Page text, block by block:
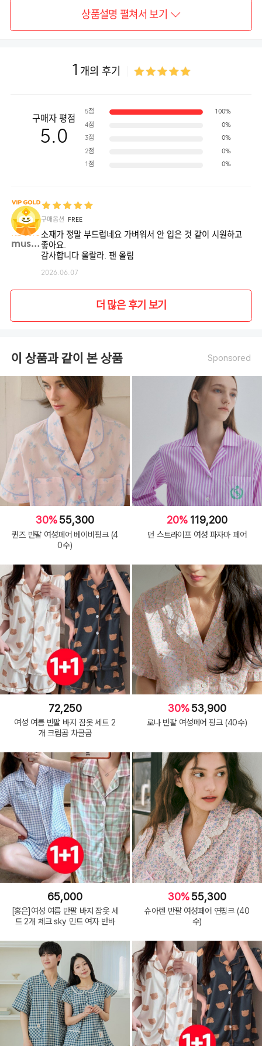
상품설명 펼쳐서 보기
1 개의 후기
구매자 평점
5.0
5점 100%
4점 0%
3점 0%
2점 0%
1점 0%
mush0**
구매옵션 FREE
소재가 정말 부드럽네요 가벼워서 안 입은 것 같이 시원하고
좋아요.
감사합니다 울랄라. 팬 올림
2026.06.07
더 많은 후기 보기
이 상품과 같이 본 상품 Sponsored
30%55,300
퀸즈 반팔 여성페어 베이비핑크 (4
0수)
20% 119,200
던 스트라이프 여성 파자마 페어
72,250
여성 여름 반팔 바지 잠옷 세트 2
개 크림곰 차콜곰
30% 53,900
로나 반팔 여성페어 핑크 (40수)
65,000
[홍은]여성 여름 반팔 바지 잠옷 세
트 2개 체크 sky 민트 여자 반바
30% 55,300
슈아렌 반팔 여성페어 연핑크 (40
수)